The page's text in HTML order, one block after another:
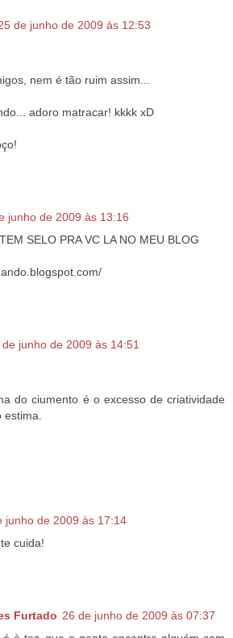
de junho de 2009 às 12:53
nem é tão ruim assim...
adoro matracar! kkkk xD
junho de 2009 às 13:16
SELO PRA VC LA NO MEU BLOG
de junho de 2009 às 14:51
do ciumento é o excesso de criatividade
junho de 2009 às 17:14
cuida!
Furtado 26 de junho de 2009 às 07:37